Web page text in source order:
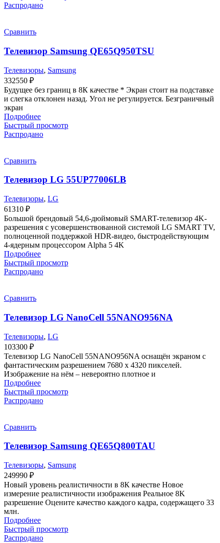
Распродано
Сравнить
Телевизор Samsung QE65Q950TSU
Телевизоры, Samsung
332550 ₽
Будущее без границ в 8К качестве * Экран стоит на подставке
и слегка отклонен назад. Угол не регулируется. Безграничный
экран
Подробнее
Быстрый просмотр
Распродано
Сравнить
Телевизор LG 55UP77006LB
Телевизоры, LG
61310 ₽
Большой брендовый 54,6-дюймовый SMART-телевизор 4K-
разрешения с усовершенствованной системой LG SMART TV,
полноценной поддержкой HDR-видео, быстродействующим
4-ядерным процессором Alpha 5 4K
Подробнее
Быстрый просмотр
Распродано
Сравнить
Телевизор LG NanoCell 55NANO956NA
Телевизоры, LG
103300 ₽
Телевизор LG NanoCell 55NANO956NA оснащён экраном с
фантастическим разрешением 7680 х 4320 пикселей.
Изображение на нём – невероятно плотное и
Подробнее
Быстрый просмотр
Распродано
Сравнить
Телевизор Samsung QE65Q800TAU
Телевизоры, Samsung
249990 ₽
Новый уровень реалистичности в 8К качестве Новое
измерение реалистичности изображения Реальное 8K
разрешение Оцените качество каждого кадра, содержащего 33
млн.
Подробнее
Быстрый просмотр
Распродано